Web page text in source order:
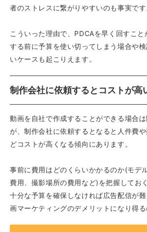
者のストレスに繋がりやすいのも事実です
こういった理由で、PDCAを早く回すこ
する前に予算を使い切ってしまう場合や
いケースも起こりえます。
制作会社に依頼するとコストが高
動画を自社で作成することができる場合
が、制作会社に依頼するとなると人件費
どコストが高くなる傾向にあります。
事前に費用はどのくらいかかるのか(モデ
費用、撮影場所の費用など)を把握してお
十分な予算を確保しなければ広告配信が
画マーケティングのデメリットになり得る